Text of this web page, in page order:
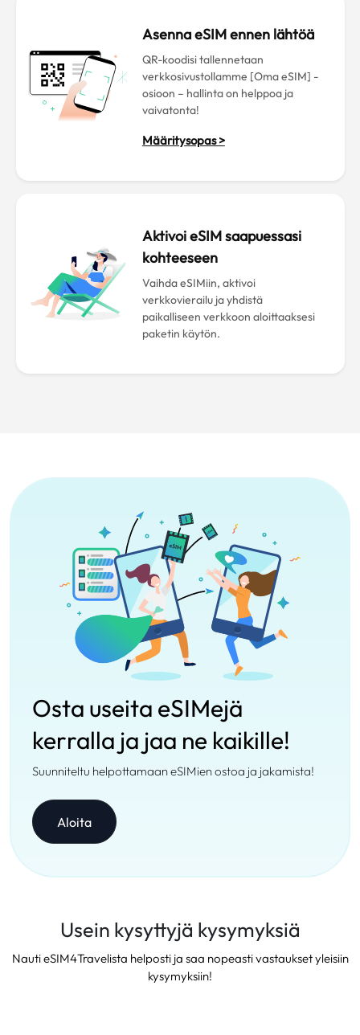
Asenna eSIM ennen lähtöä
QR-koodisi tallennetaan
verkkosivustollamme [Oma eSIM] -
osioon – hallinta on helppoa ja
vaivatonta!
Määritysopas >
Aktivoi eSIM saapuessasi
kohteeseen
Vaihda eSIMiin, aktivoi
verkkovierailu ja yhdistä
paikalliseen verkkoon aloittaaksesi
paketin käytön.
Osta useita eSIMejä
kerralla ja jaa ne kaikille!
Suunniteltu helpottamaan eSIMien ostoa ja jakamista!
Aloita
Usein kysyttyjä kysymyksiä
Nauti eSIM4Travelista helposti ja saa nopeasti vastaukset yleisiin
kysymyksiin!